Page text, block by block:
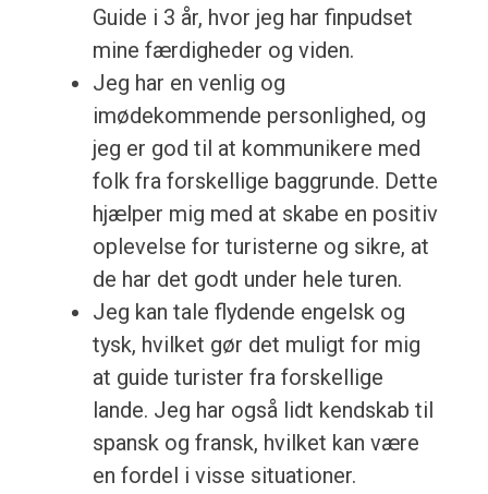
Guide i 3 år, hvor jeg har finpudset
mine færdigheder og viden.
Jeg har en venlig og
imødekommende personlighed, og
jeg er god til at kommunikere med
folk fra forskellige baggrunde. Dette
hjælper mig med at skabe en positiv
oplevelse for turisterne og sikre, at
de har det godt under hele turen.
Jeg kan tale flydende engelsk og
tysk, hvilket gør det muligt for mig
at guide turister fra forskellige
lande. Jeg har også lidt kendskab til
spansk og fransk, hvilket kan være
en fordel i visse situationer.